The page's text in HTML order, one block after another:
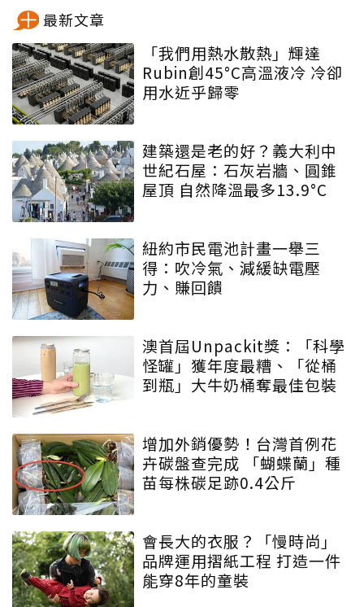
最新文章
「我們用熱水散熱」輝達
Rubin創45°C高溫液冷 冷卻
用水近乎歸零
建築還是老的好？義大利中
世紀石屋：石灰岩牆、圓錐
屋頂 自然降溫最多13.9°C
紐約市民電池計畫一舉三
得：吹冷氣、減緩缺電壓
力、賺回饋
澳首屆Unpackit獎：「科學
怪罐」獲年度最糟、「從桶
到瓶」大牛奶桶奪最佳包裝
增加外銷優勢！台灣首例花
卉碳盤查完成 「蝴蝶蘭」種
苗每株碳足跡0.4公斤
會長大的衣服？「慢時尚」
品牌運用摺紙工程 打造一件
能穿8年的童裝